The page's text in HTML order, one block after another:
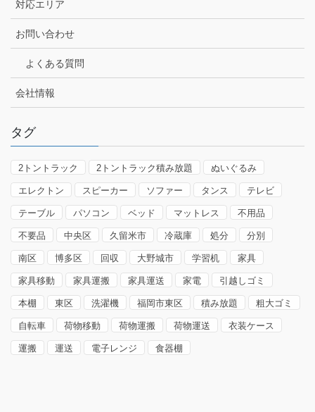
対応エリア
お問い合わせ
よくある質問
会社情報
タグ
2トントラック 2トントラック積み放題 ぬいぐるみ
エレクトン スピーカー ソファー タンス テレビ
テーブル パソコン ベッド マットレス 不用品
不要品 中央区 久留米市 冷蔵庫 処分 分別
南区 博多区 回収 大野城市 学習机 家具
家具移動 家具運搬 家具運送 家電 引越しゴミ
本棚 東区 洗濯機 福岡市東区 積み放題 粗大ゴミ
自転車 荷物移動 荷物運搬 荷物運送 衣装ケース
運搬 運送 電子レンジ 食器棚